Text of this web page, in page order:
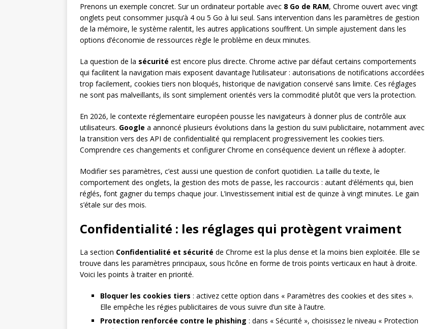
Prenons un exemple concret. Sur un ordinateur portable avec 8 Go de RAM, Chrome ouvert avec vingt
onglets peut consommer jusqu’à 4 ou 5 Go à lui seul. Sans intervention dans les paramètres de gestion
de la mémoire, le système ralentit, les autres applications souffrent. Un simple ajustement dans les
options d’économie de ressources règle le problème en deux minutes.
La question de la sécurité est encore plus directe. Chrome active par défaut certains comportements
qui facilitent la navigation mais exposent davantage l’utilisateur : autorisations de notifications accordées
trop facilement, cookies tiers non bloqués, historique de navigation conservé sans limite. Ces réglages
ne sont pas malveillants, ils sont simplement orientés vers la commodité plutôt que vers la protection.
En 2026, le contexte réglementaire européen pousse les navigateurs à donner plus de contrôle aux
utilisateurs. Google a annoncé plusieurs évolutions dans la gestion du suivi publicitaire, notamment avec
la transition vers des API de confidentialité qui remplacent progressivement les cookies tiers.
Comprendre ces changements et configurer Chrome en conséquence devient un réflexe à adopter.
Modifier ses paramètres, c’est aussi une question de confort quotidien. La taille du texte, le
comportement des onglets, la gestion des mots de passe, les raccourcis : autant d’éléments qui, bien
réglés, font gagner du temps chaque jour. L’investissement initial est de quinze à vingt minutes. Le gain
s’étale sur des mois.
Confidentialité : les réglages qui protègent vraiment
La section Confidentialité et sécurité de Chrome est la plus dense et la moins bien exploitée. Elle se
trouve dans les paramètres principaux, sous l’icône en forme de trois points verticaux en haut à droite.
Voici les points à traiter en priorité.
Bloquer les cookies tiers : activez cette option dans « Paramètres des cookies et des sites ».
Elle empêche les régies publicitaires de vous suivre d’un site à l’autre.
Protection renforcée contre le phishing : dans « Sécurité », choisissez le niveau « Protection